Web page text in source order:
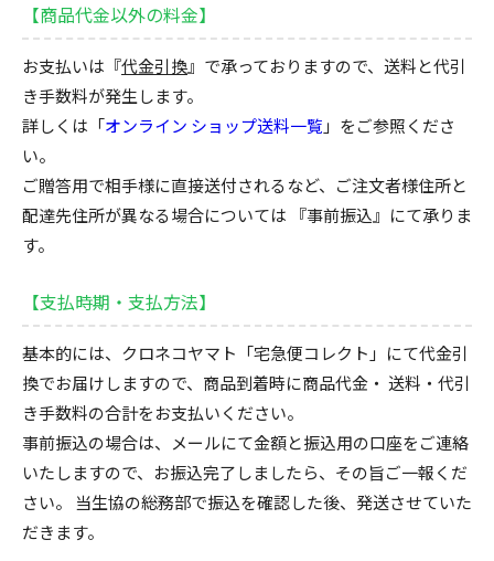
【商品代金以外の料金】
お支払いは『代金引換』で承っておりますので、送料と代引
き手数料が発生します。
詳しくは「オンライン ショップ送料一覧 」をご参照くださ
い。
ご贈答用で相手様に直接送付されるなど、ご注文者様住所と
配達先住所が異なる場合については 『事前振込』にて承りま
す。
【支払時期・支払方法】
基本的には、クロネコヤマト「宅急便コレクト」にて代金引
換でお届けしますので、商品到着時に商品代金・ 送料・代引
き手数料の合計をお支払いください。
事前振込の場合は、メールにて金額と振込用の口座をご連絡
いたしますので、お振込完了しましたら、その旨ご一報くだ
さい。
当生協の総務部で振込を確認した後、発送させていた
だきます。